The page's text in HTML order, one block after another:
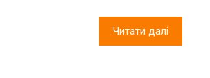
Читати далі